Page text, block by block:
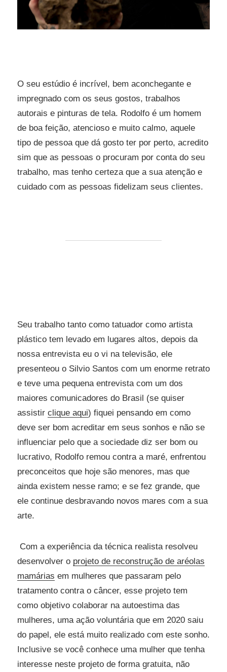
O seu estúdio é incrível, bem aconchegante e
impregnado com os seus gostos, trabalhos
autorais e pinturas de tela. Rodolfo é um homem
de boa feição, atencioso e muito calmo, aquele
tipo de pessoa que dá gosto ter por perto, acredito
sim que as pessoas o procuram por conta do seu
trabalho, mas tenho certeza que a sua atenção e
cuidado com as pessoas fidelizam seus clientes.
Seu trabalho tanto como tatuador como artista
plástico tem levado em lugares altos, depois da
nossa entrevista eu o vi na televisão, ele
presenteou o Silvio Santos com um enorme retrato
e teve uma pequena entrevista com um dos
maiores comunicadores do Brasil (se quiser
assistir clique aqui) fiquei pensando em como
deve ser bom acreditar em seus sonhos e não se
influenciar pelo que a sociedade diz ser bom ou
lucrativo, Rodolfo remou contra a maré, enfrentou
preconceitos que hoje são menores, mas que
ainda existem nesse ramo; e se fez grande, que
ele continue desbravando novos mares com a sua
arte.
Com a experiência da técnica realista resolveu
desenvolver o projeto de reconstrução de aréolas
mamárias em mulheres que passaram pelo
tratamento contra o câncer, esse projeto tem
como objetivo colaborar na autoestima das
mulheres, uma ação voluntária que em 2020 saiu
do papel, ele está muito realizado com este sonho.
Inclusive se você conhece uma mulher que tenha
interesse neste projeto de forma gratuita, não